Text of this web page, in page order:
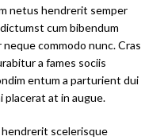
netus hendrerit semper
cum bibendum
commodo nunc. Cras
a fames sociis
entum a parturient dui
at in augue.
scelerisque